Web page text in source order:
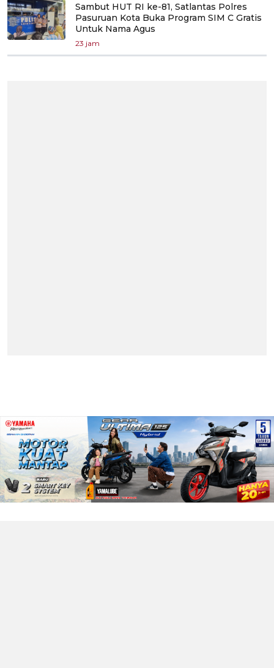
Sambut HUT RI ke-81, Satlantas Polres
Pasuruan Kota Buka Program SIM C Gratis
Untuk Nama Agus
23 jam